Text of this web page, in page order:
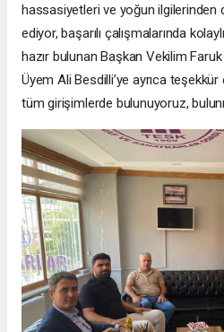
hassasiyetleri ve yoğun ilgilerinden
ediyor, başarılı çalışmalarında
hazır bulunan Başkan Vekilim
Üyem Ali Besdilli’ye ayrıca
tüm girişimlerde bulunuyoruz,